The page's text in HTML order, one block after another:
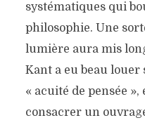
systématiques qui
philosophie. Une
lumière aura mis
Kant a eu beau louer
« acuité de pensée
consacrer un